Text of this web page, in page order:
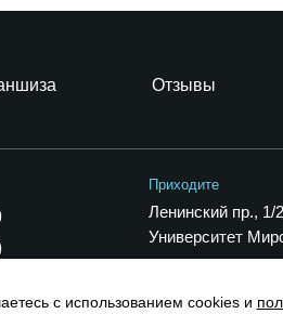
с использованием cookies и
Ленинский пр., 1/
Университет
Отзывы
Приходите